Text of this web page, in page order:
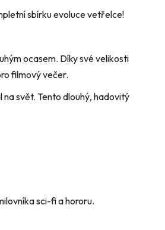
sbírku evoluce vetřelce!
ocasem. Díky své velikosti
filmový večer.
svět. Tento dlouhý, hadovitý
sci-fi a hororu.